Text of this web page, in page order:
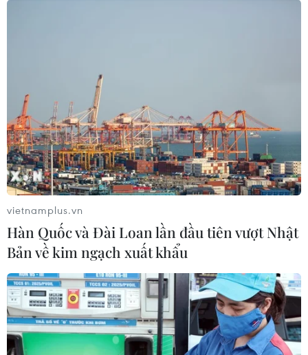
cháy vẫn chưa được dập tắt.
Khẩn trương dập tắt đám cháy
rừng tại huyện Hòa Vang
vietnamplus.vn
Hàn Quốc và Đài Loan lần đầu tiên vượt Nhật
Bản về kim ngạch xuất khẩu